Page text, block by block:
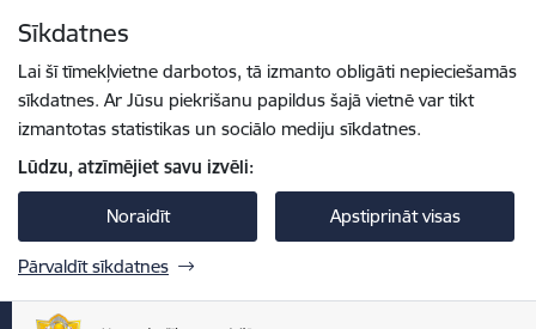
Sīkdatnes
Lai šī tīmekļvietne darbotos, tā izmanto obligāti nepieciešamās
sīkdatnes. Ar Jūsu piekrišanu papildus šajā vietnē var tikt
izmantotas statistikas un sociālo mediju sīkdatnes.
Lūdzu, atzīmējiet savu izvēli:
Noraidīt Apstiprināt visas
Pārvaldīt sīkdatnes